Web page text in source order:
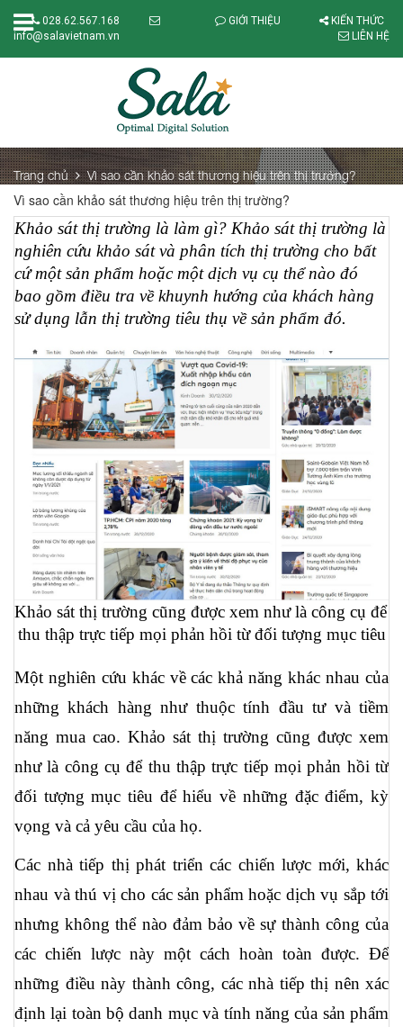
028.62.567.168
info@salavietnam.vn
GIỚI THIỆU
KIẾN THỨC
LIÊN HỆ
Trang chủ Vì sao cần khảo sát thương hiệu trên thị trường?
Vì sao cần khảo sát thương hiệu trên thị trường?
Khảo sát thị trường là làm gì? Khảo sát thị trường là
nghiên cứu khảo sát và phân tích thị trường cho bất
cứ một sản phẩm hoặc một dịch vụ cụ thể nào đó
bao gồm điều tra về khuynh hướng của khách hàng
sử dụng lẫn thị trường tiêu thụ về sản phẩm đó.
Khảo sát thị trường cũng được xem như là công cụ để
thu thập trực tiếp mọi phản hồi từ đối tượng mục tiêu
Một nghiên cứu khác về các khả năng khác nhau của
những khách hàng như thuộc tính đầu tư và tiềm
năng mua cao. Khảo sát thị trường cũng được xem
như là công cụ để thu thập trực tiếp mọi phản hồi từ
đối tượng mục tiêu để hiểu về những đặc điểm, kỳ
vọng và cả yêu cầu của họ.
Các nhà tiếp thị phát triển các chiến lược mới, khác
nhau và thú vị cho các sản phẩm hoặc dịch vụ sắp tới
nhưng không thể nào đảm bảo về sự thành công của
các chiến lược này một cách hoàn toàn được. Để
những điều này thành công, các nhà tiếp thị nên xác
định lại toàn bộ danh mục và tính năng của sản phẩm